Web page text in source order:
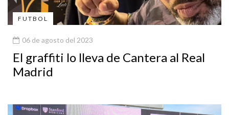
FUTBOL
06 de agosto del 2023
El graffiti lo lleva de Cantera al Real
Madrid